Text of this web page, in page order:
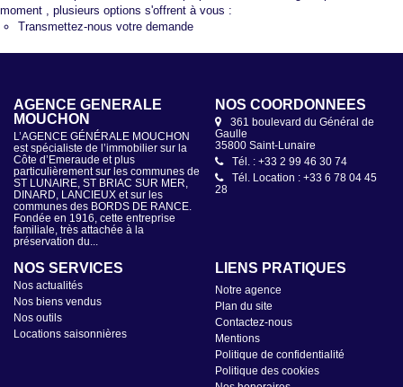
moment , plusieurs options s'offrent à vous :
Transmettez-nous votre demande
AGENCE GÉNÉRALE
MOUCHON
L’AGENCE GÉNÉRALE MOUCHON
est spécialiste de l’immobilier sur la
Côte d’Emeraude et plus
particulièrement sur les communes de
ST LUNAIRE, ST BRIAC SUR MER,
DINARD, LANCIEUX et sur les
communes des BORDS DE RANCE.
Fondée en 1916, cette entreprise
familiale, très attachée à la
préservation du...
NOS COORDONNÉES
361 boulevard du Général de
Gaulle
35800 Saint-Lunaire
Tél. : +33 2 99 46 30 74
Tél. Location : +33 6 78 04 45
28
NOS SERVICES
Nos actualités
Nos biens vendus
Nos outils
Locations saisonnières
LIENS PRATIQUES
Notre agence
Plan du site
Contactez-nous
Mentions
Politique de confidentialité
Politique des cookies